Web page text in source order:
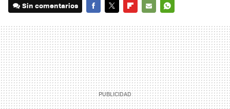
Sin comentarios
MAIL